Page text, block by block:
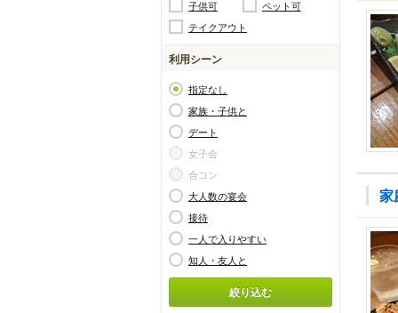
家
子供可
ペット可
テイクアウト
利用シーン
指定なし
家族・子供と
デート
女子会
合コン
大人数の宴会
接待
一人で入りやすい
知人・友人と
絞り込む